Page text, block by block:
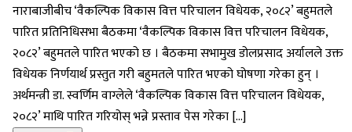
नाराबाजीबीच ‘वैकल्पिक विकास वित्त परिचालन विधेयक, २०८२’ बहुमतले
पारित प्रतिनिधिसभा बैठकमा ‘वैकल्पिक विकास वित्त परिचालन विधेयक,
२०८२’ बहुमतले पारित भएको छ । बैठकमा सभामुख डोलप्रसाद अर्यालले उक्त
विधेयक निर्णयार्थ प्रस्तुत गरी बहुमतले पारित भएको घोषणा गरेका हुन् ।
अर्थमन्त्री डा. स्वर्णिम वाग्लेले ‘वैकल्पिक विकास वित्त परिचालन विधेयक,
२०८२’ माथि पारित गरियोस् भन्ने प्रस्ताव पेस गरेका […]